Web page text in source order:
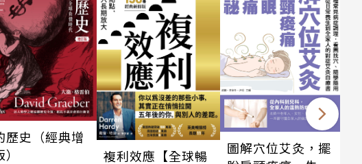
歷史（經典增
複利效應【全球暢
圖解穴位艾灸，擺